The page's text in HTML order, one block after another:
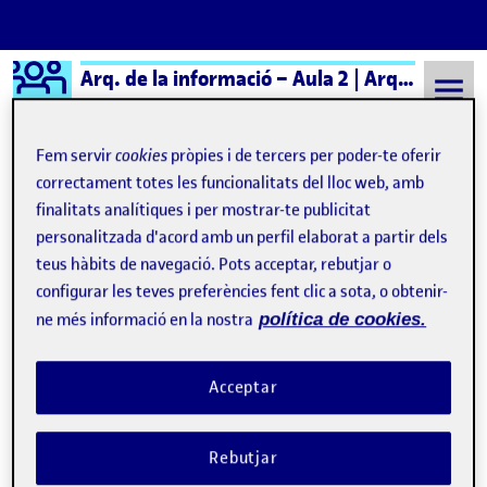
Saltar al contingutLogo Ágora Arq. de la informació – Aula 2 | Arq. de la Información – Aula 2
Semestre 20231 - Aula 2 3 Novembre, 2023
3 Novembre, 2023
Sense títol
Publicat per
Laura Hidalgo Donaire
Data de publicació3 novembre, 2023 3:05 pm
comentariel Sense títol
ENTREGA R2. ARQUITECTURA DE LA INFORMACIÓ.
PRESENTACIÓ ESCENARI I USER JOURNEY Bon dia! A continuació
explicaré una mica el meu procés a l’hora d’identificar els majors
problemes que he trobat a la web de FiraTàrrega i l’escenari que
Fem servircookies pròpies i de tercers per poder-te oferir
correctament totes les funcionalitats del lloc web, amb
finalitats analítiques i per mostrar-te publicitat
personalitzada d'acord amb un perfil elaborat a partir dels
teus hàbits de navegació. Pots acceptar, rebutjar o
configurar les teves preferències fent clic a sota, o obtenir-
ne més informació en la nostra política de cookies.
Rebutjar
Acceptar